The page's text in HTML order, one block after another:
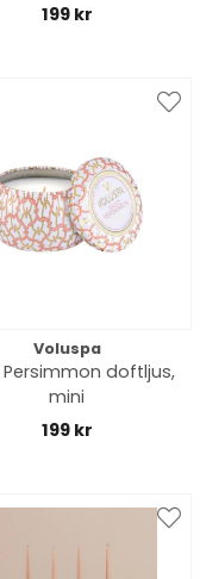
199 kr
Voluspa
Persimmon doftljus,
mini
199 kr